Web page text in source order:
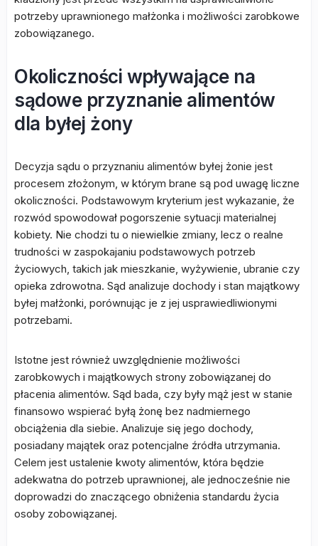
potrzeby uprawnionego małżonka i możliwości zarobkowe
zobowiązanego.
Okoliczności wpływające na
sądowe przyznanie alimentów
dla byłej żony
Decyzja sądu o przyznaniu alimentów byłej żonie jest
procesem złożonym, w którym brane są pod uwagę liczne
okoliczności. Podstawowym kryterium jest wykazanie, że
rozwód spowodował pogorszenie sytuacji materialnej
kobiety. Nie chodzi tu o niewielkie zmiany, lecz o realne
trudności w zaspokajaniu podstawowych potrzeb
życiowych, takich jak mieszkanie, wyżywienie, ubranie czy
opieka zdrowotna. Sąd analizuje dochody i stan majątkowy
byłej małżonki, porównując je z jej usprawiedliwionymi
potrzebami.
Istotne jest również uwzględnienie możliwości
zarobkowych i majątkowych strony zobowiązanej do
płacenia alimentów. Sąd bada, czy były mąż jest w stanie
finansowo wspierać byłą żonę bez nadmiernego
obciążenia dla siebie. Analizuje się jego dochody,
posiadany majątek oraz potencjalne źródła utrzymania.
Celem jest ustalenie kwoty alimentów, która będzie
adekwatna do potrzeb uprawnionej, ale jednocześnie nie
doprowadzi do znaczącego obniżenia standardu życia
osoby zobowiązanej.